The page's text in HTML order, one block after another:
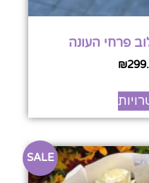
פרחי העונה
₪
SALE